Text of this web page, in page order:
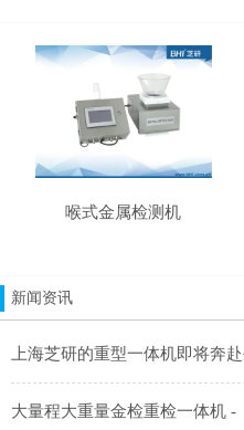
喉式金属检测机
新闻资讯
上海芝研的重型一体机即将奔
大量程大重量金检重检一体机 -